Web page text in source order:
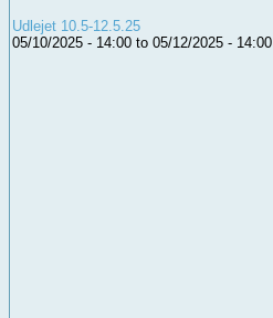
Udlejet 10.5-12.5.25
05/10/2025 - 14:00 to 05/12/2025 - 14:00